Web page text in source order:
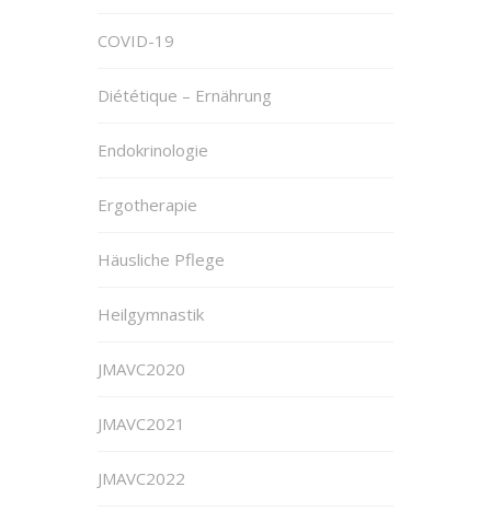
COVID-19
Diététique – Ernährung
Endokrinologie
Ergotherapie
Häusliche Pflege
Heilgymnastik
JMAVC2020
JMAVC2021
JMAVC2022